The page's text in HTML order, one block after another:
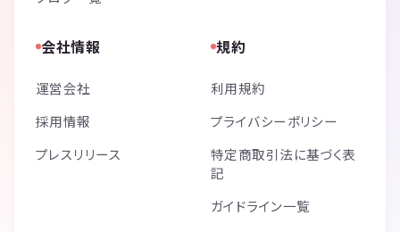
会社情報
運営会社
採用情報
プレスリリース
規約
利用規約
プライバシーポリシー
特定商取引法に基づく表
記
ガイドライン一覧